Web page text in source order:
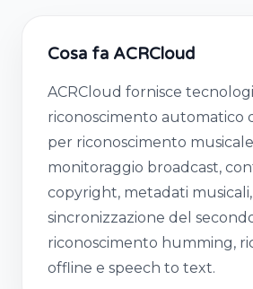
Cosa fa ACRCloud
ACRCloud fornisce
riconoscimento automatico
per riconoscimento
monitoraggio broadcast,
copyright, metadati musicali,
sincronizzazione del
riconoscimento humming,
offline e speech to text.